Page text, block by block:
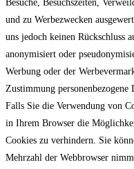
Besuche, Besuchszeiten,
und zu Werbezwecken
uns jedoch keinen Rückschluss
anonymisiert oder
Werbung oder der
Zustimmung personenbezogene
Falls Sie die Verwendung von
in Ihrem Browser die
Cookies zu verhindern. Sie
Mehrzahl der Webbrowser